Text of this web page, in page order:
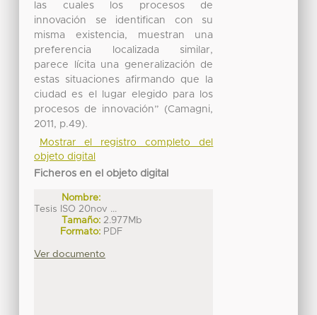
las cuales los procesos de
innovación se identifican con su
misma existencia, muestran una
preferencia localizada similar,
parece lícita una generalización de
estas situaciones afirmando que la
ciudad es el lugar elegido para los
procesos de innovación” (Camagni,
2011, p.49).
Mostrar el registro completo del
objeto digital
Ficheros en el objeto digital
Nombre:
Tesis ISO 20nov ...
Tamaño: 2.977Mb
Formato: PDF
Ver documento